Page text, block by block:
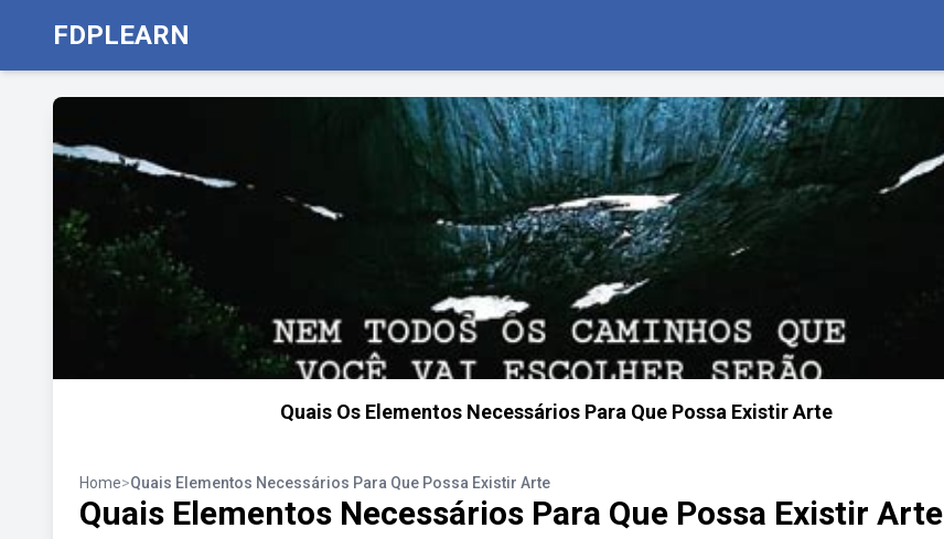
FDPLEARN
Quais Os Elementos Necessários Para Que Possa Existir Arte
Home>Quais Elementos Necessários Para Que Possa Existir Arte
Quais Elementos Necessários Para Que Possa Existir Arte